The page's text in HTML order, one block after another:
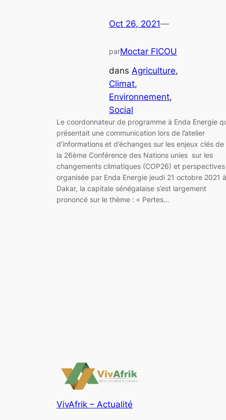
Oct 26, 2021—
parMoctar FICOU
dans Agriculture
Climat
Environnement
Social
Le coordonnateur de programme à Enda Energie
présentait une communication lors de l’atelier
d’informations et d’échanges sur les enjeux clés de
la 26ème Conférence des Nations unies sur les
changements climatiques (COP26) et perspectives
organisée par Enda Energie jeudi 21 octobre 2021 à
Dakar, la capitale sénégalaise s’est largement
prononcé sur le thème : « Pertes…
VivAfrik – Actualité